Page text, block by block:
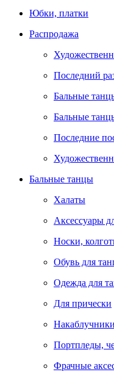
Юбки, платки
Распродажа
Последний
Бальные
Бальные
Последние
Бальные танцы
Халаты
Аксессуары
Носки,
Обувь для
Одежда для
Для прически
Накаблучники
Портпледы,
Фрачные